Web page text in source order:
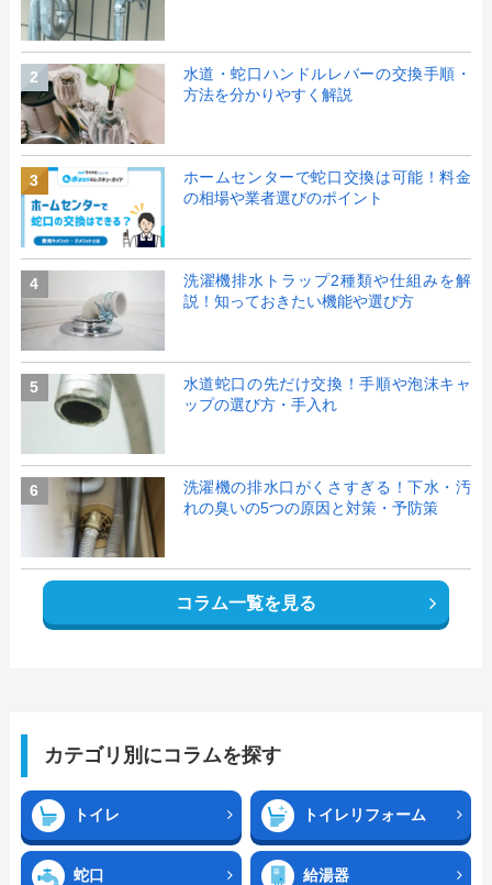
2
水道・蛇口ハンドルレバーの交換手順・
方法を分かりやすく解説
3
ホームセンターで蛇口交換は可能！料金
の相場や業者選びのポイント
4
洗濯機排水トラップ2種類や仕組みを解
説！知っておきたい機能や選び方
5
水道蛇口の先だけ交換！手順や泡沫キャ
ップの選び方・手入れ
6
洗濯機の排水口がくさすぎる！下水・汚
れの臭いの5つの原因と対策・予防策
コラム一覧を見る
カテゴリ別にコラムを探す
トイレ トイレリフォーム
蛇口 給湯器